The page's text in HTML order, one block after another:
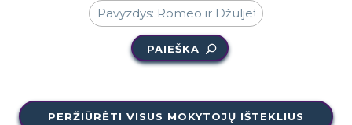
PAIEŠKA
PERŽIŪRĖTI VISUS MOKYTOJŲ IŠTEKLIUS